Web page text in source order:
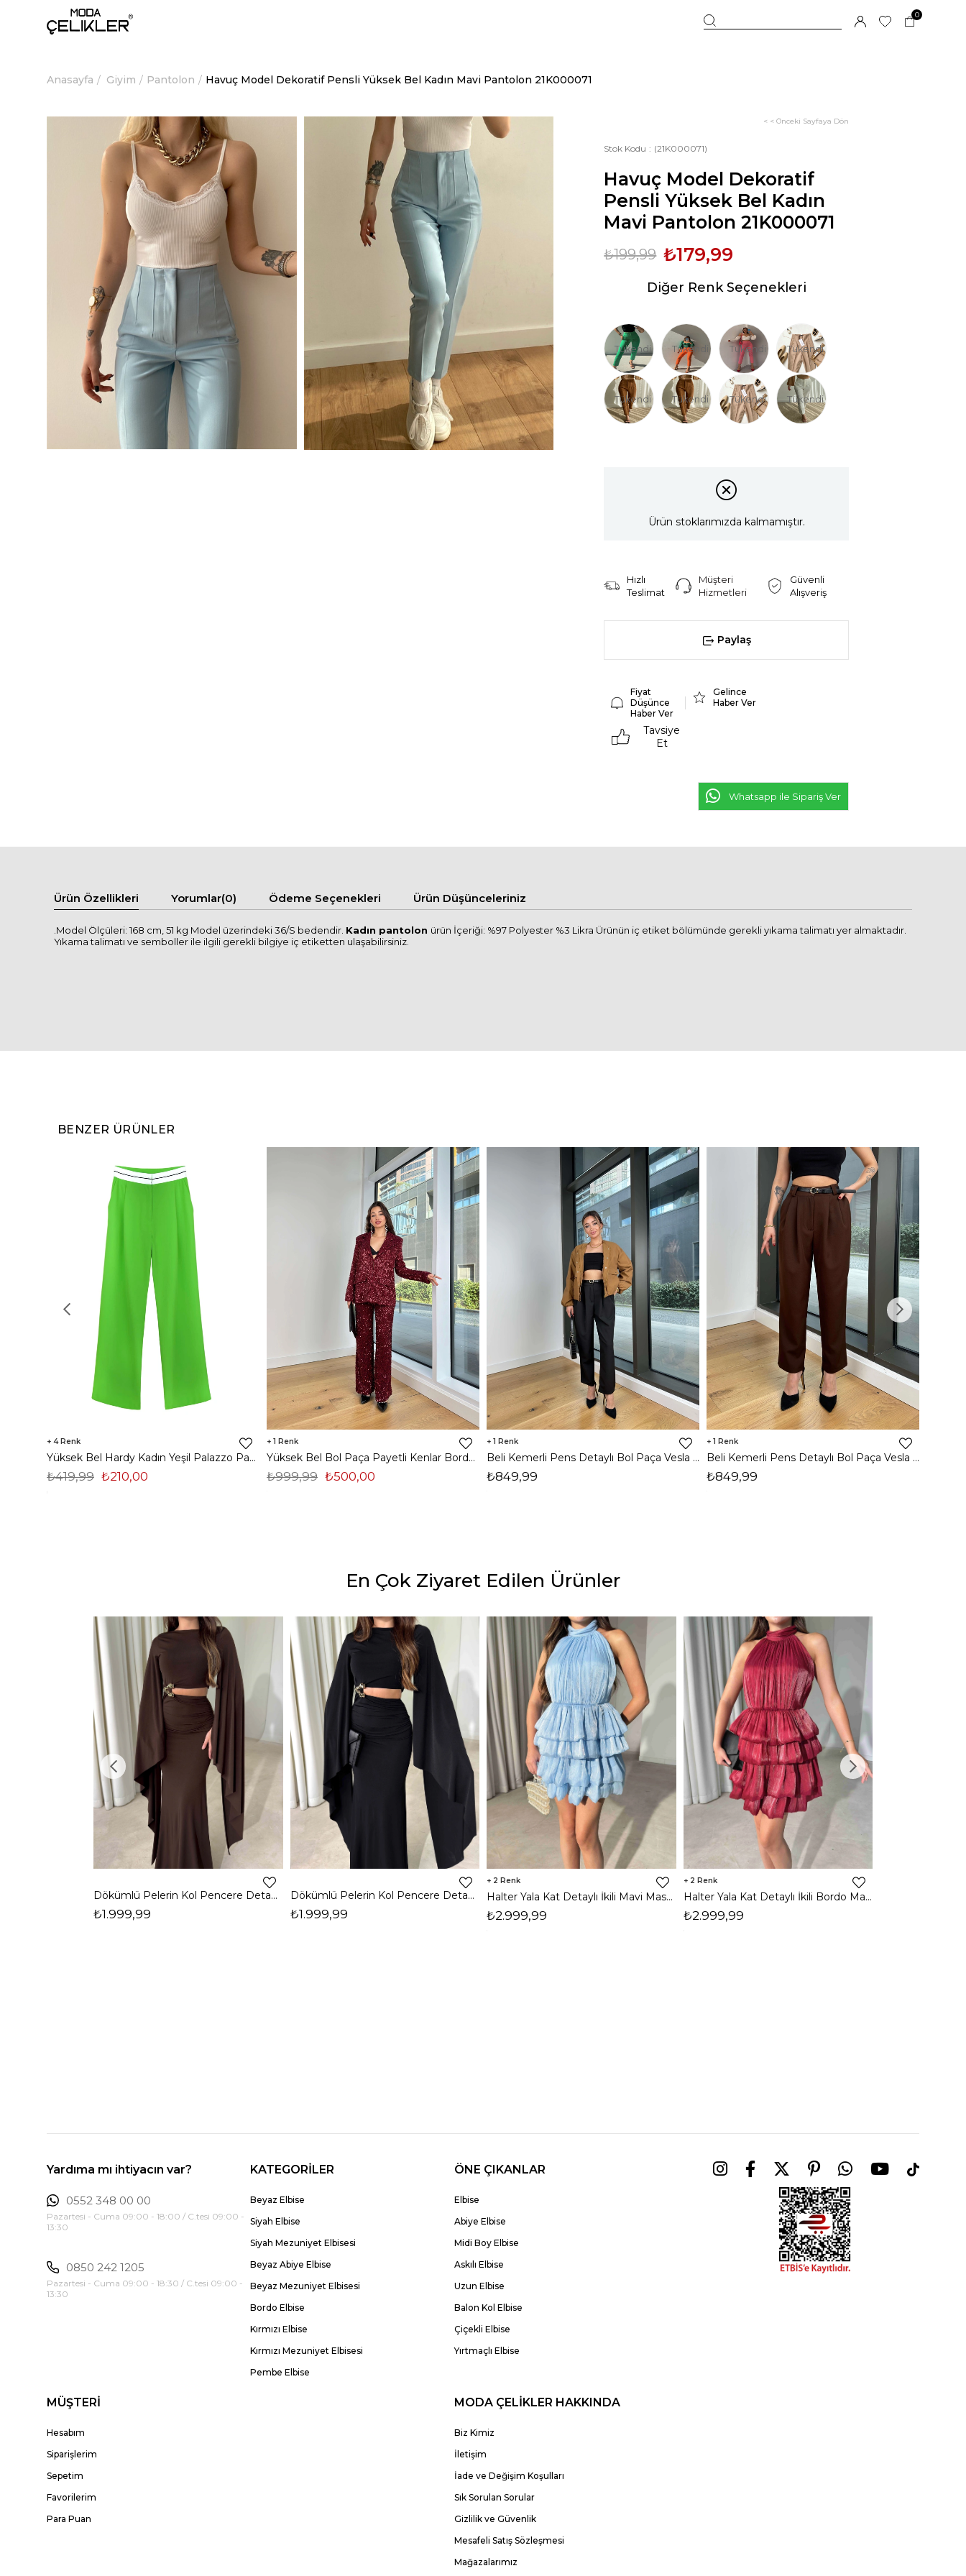
0
Anasayfa Giyim Pantolon Havuç Model Dekoratif Pensli Yüksek Bel Kadın Mavi Pantolon 21K000071
< < Önceki Sayfaya Dön
Stok Kodu (21K000071)
Havuç Model Dekoratif
Pensli Yüksek Bel Kadın
Mavi Pantolon 21K000071
₺199,99 ₺179,99
Diğer Renk Seçenekleri
Tükendi Tükendi Tükendi Tükendi
Tükendi Tükendi Tükendi Tükendi
Ürün stoklarımızda kalmamıştır.
Hızlı
Teslimat
Müşteri
Hizmetleri
Güvenli
Alışveriş
Paylaş
Fiyat
Düşünce
Haber Ver
Gelince
Haber Ver
Tavsiye
Et
Whatsapp ile Sipariş Ver
Ürün Özellikleri Yorumlar(0) Ödeme Seçenekleri Ürün Düşünceleriniz
.Model Ölçüleri: 168 cm, 51 kg Model üzerindeki 36/S bedendir. Kadın pantolon ürün İçeriği: %97 Polyester %3 Likra Ürünün iç etiket bölümünde gerekli yıkama talimatı yer almaktadır.
Yıkama talimatı ve semboller ile ilgili gerekli bilgiye iç etiketten ulaşabilirsiniz.
BENZER ÜRÜNLER
4
Yüksek Bel Hardy Kadın Yeşil Palazzo Pantolon 23K000407
₺210,00
₺419,99
1
Yüksek Bel Bol Paça Payetli Kenlar Bordo Kadın Pantolon 25K348
₺500,00
₺999,99
1
Beli Kemerli Pens Detaylı Bol Paça Vesla Siyah Kadın Pantolon 25Y031
₺849,99
1
Beli Kemerli Pens Detaylı Bol Paça Vesla Kahve Kadın Pantolon 25Y031
₺849,99
En Çok Ziyaret Edilen Ürünler
Dökümlü Pelerin Kol Pencere Detaylı Maxi Kahverengi Arlev Kadın Elbise 26Y511
₺1.999,99
Dökümlü Pelerin Kol Pencere Detaylı Maxi Siyah Arlev Kadın Elbise 26Y511
₺1.999,99
2
Halter Yala Kat Detaylı İkili Mavi Maso Kadın Takım 26Y505
₺2.999,99
2
Halter Yala Kat Detaylı İkili Bordo Maso Kadın Takım 26Y505
₺2.999,99
Yardıma mı ihtiyacın var?
0552 348 00 00
Pazartesi - Cuma 09:00 - 18:00 / C.tesi 09:00 -
13:30
0850 242 1205
Pazartesi - Cuma 09:00 - 18:30 / C.tesi 09:00 -
13:30
KATEGORİLER
Beyaz Elbise
Siyah Elbise
Siyah Mezuniyet Elbisesi
Beyaz Abiye Elbise
Beyaz Mezuniyet Elbisesi
Bordo Elbise
Kırmızı Elbise
Kırmızı Mezuniyet Elbisesi
Pembe Elbise
ÖNE ÇIKANLAR
Elbise
Abiye Elbise
Midi Boy Elbise
Askılı Elbise
Uzun Elbise
Balon Kol Elbise
Çiçekli Elbise
Yırtmaçlı Elbise
MÜŞTERİ
Hesabım
Siparişlerim
Sepetim
Favorilerim
Para Puan
MODA ÇELİKLER HAKKINDA
Biz Kimiz
İletişim
İade ve Değişim Koşulları
Sık Sorulan Sorular
Gizlilik ve Güvenlik
Mesafeli Satış Sözleşmesi
Mağazalarımız